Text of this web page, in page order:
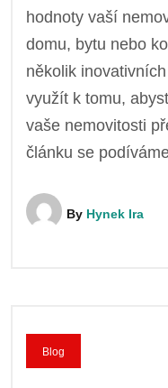
hodnoty vaší
domu, bytu nebo
několik
využít k tomu,
vaše nemovitosti
článku se
By Hynek Ira
Blog